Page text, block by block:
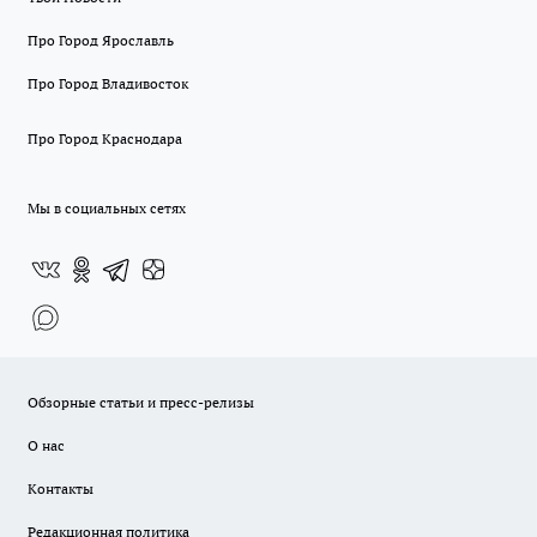
Про Город Ярославль
Про Город Владивосток
Про Город Краснодара
Мы в социальных сетях
Обзорные статьи и пресс-релизы
О нас
Контакты
Редакционная политика